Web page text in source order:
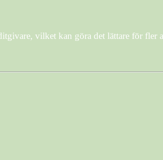
vilket kan göra det lättare för fler